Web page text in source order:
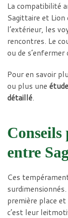
La compatibilité
Sagittaire et
l’extérieur, les
rencontres. Le
ou de
Pour en savoir
ou plus une
détaillé.
entre
Ces
première place
c’est leur